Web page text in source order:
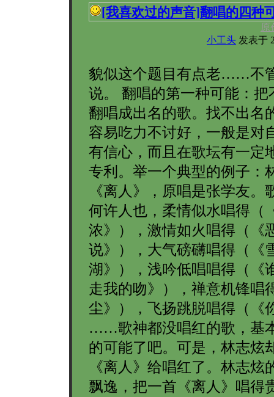
[我喜欢过的声音]翻唱的四种
原
小工头 发表于
貌似这个题目有点老……不
说。 翻唱的第一种可能：把
翻唱成出名的歌。找不出名
容易吃力不讨好，一般是对
有信心，而且在歌坛有一定
专利。举一个典型的例子：
《离人》，原唱是张学友。
何许人也，柔情似水唱得（
浓》），激情如火唱得（《
说》），大气磅礴唱得（《
湖》），浅吟低唱唱得（《
走我的吻》），禅意机锋唱
尘》），飞扬跳脱唱得（《
……歌神都没唱红的歌，基
的可能了吧。可是，林志炫
《离人》给唱红了。林志炫
飘逸，把一首《离人》唱得